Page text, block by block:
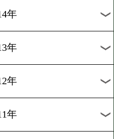
2022年
2021年
2020年